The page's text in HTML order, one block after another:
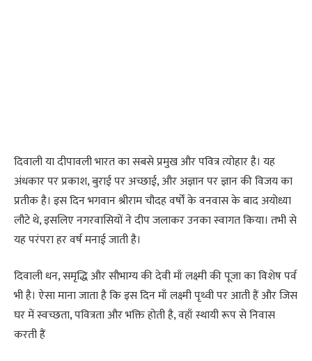
दिवाली या दीपावली भारत का सबसे प्रमुख और पवित्र त्योहार है। यह
अंधकार पर प्रकाश, बुराई पर अच्छाई, और अज्ञान पर ज्ञान की विजय का
प्रतीक है। इस दिन भगवान श्रीराम चौदह वर्षों के वनवास के बाद अयोध्या
लौटे थे, इसलिए नगरवासियों ने दीप जलाकर उनका स्वागत किया। तभी से
यह परंपरा हर वर्ष मनाई जाती है।
दिवाली धन, समृद्धि और सौभाग्य की देवी माँ लक्ष्मी की पूजा का विशेष पर्व
भी है। ऐसा माना जाता है कि इस दिन माँ लक्ष्मी पृथ्वी पर आती हैं और जिस
घर में स्वच्छता, पवित्रता और भक्ति होती है, वहाँ स्थायी रूप से निवास
करती हैं